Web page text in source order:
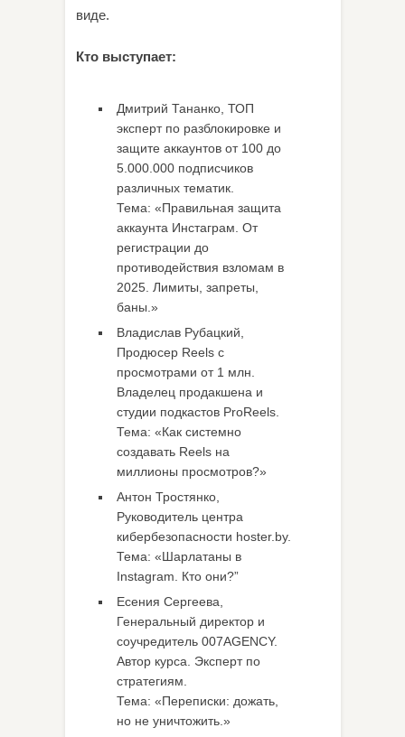
виде.
Кто выступает:
Дмитрий Тананко, ТОП
эксперт по разблокировке и
защите аккаунтов от 100 до
5.000.000 подписчиков
различных тематик.
Тема: «Правильная защита
аккаунта Инстаграм. От
регистрации до
противодействия взломам в
2025. Лимиты, запреты,
баны.»
Владислав Рубацкий,
Продюсер Reels с
просмотрами от 1 млн.
Владелец продакшена и
студии подкастов ProReels.
Тема: «Как системно
создавать Reels на
миллионы просмотров?»
Антон Тростянко,
Руководитель центра
кибербезопасности hoster.by.
Тема: «Шарлатаны в
Instagram. Кто они?”
Есения Сергеева,
Генеральный директор и
соучредитель 007AGENCY.
Автор курса. Эксперт по
стратегиям.
Тема: «Переписки: дожать,
но не уничтожить.»